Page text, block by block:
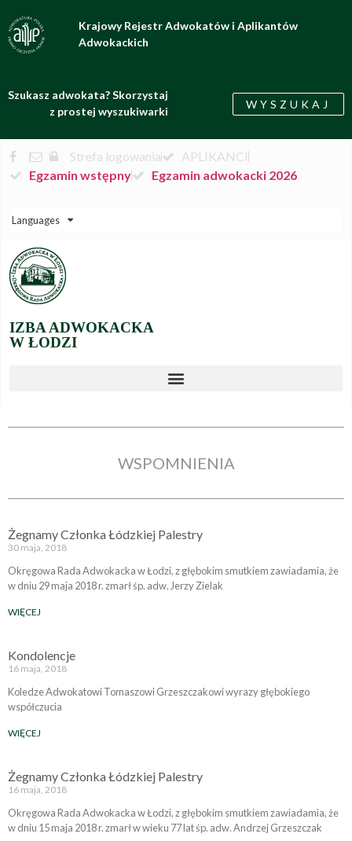
Krajowy Rejestr Adwokatów i Aplikantów
Adwokackich
Szukasz adwokata? Skorzystaj
z prostej wyszukiwarki
WYSZUKAJ
Strefa logowania
APLIKANCI
Egzamin wstępny
Egzamin adwokacki 2026
Languages
IZBA ADWOKACKA
W ŁODZI
WSPOMNIENIA
Żegnamy Członka Łódzkiej Palestry
30 maja, 2018
Okręgowa Rada Adwokacka w Łodzi, z głębokim smutkiem zawiadamia, że
w dniu 29 maja 2018 r. zmarł śp. adw. Jerzy Zielak
WIĘCEJ
Kondolencje
16 maja, 2018
Koledze Adwokatowi Tomaszowi Grzeszczakowi wyrazy głębokiego
współczucia
WIĘCEJ
Żegnamy Członka Łódzkiej Palestry
16 maja, 2018
Okręgowa Rada Adwokacka w Łodzi, z głębokim smutkiem zawiadamia, że
w dniu 15 maja 2018 r. zmarł w wieku 77 lat śp. adw. Andrzej Grzeszczak